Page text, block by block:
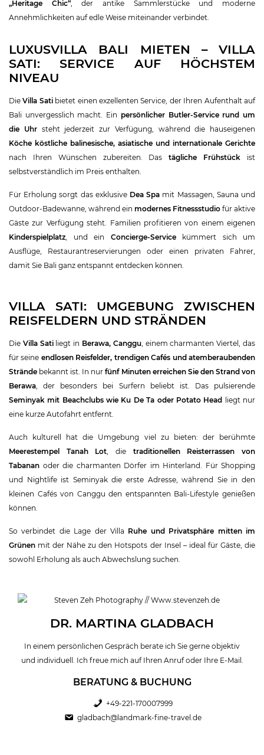
„Heritage Chic“, der antike Sammlerstücke und moderne
Annehmlichkeiten auf edle Weise miteinander verbindet.
LUXUSVILLA BALI MIETEN – VILLA
SATI: SERVICE AUF HÖCHSTEM
NIVEAU
DieVilla Satibietet einen exzellenten Service, der Ihren Aufenthalt auf
Bali unvergesslich macht. Ein persönlicher Butler-Service rund um
die Uhrsteht jederzeit zur Verfügung, während die hauseigenen
Köche köstliche balinesische, asiatische und internationale Gerichte
nach Ihren Wünschen zubereiten. Dastägliche Frühstück ist
selbstverständlich im Preis enthalten.
Für Erholung sorgt das exklusive Dea Spa mit Massagen, Sauna und
Outdoor-Badewanne, während ein modernes Fitnessstudio für aktive
Gäste zur Verfügung steht. Familien profitieren von einem eigenen
Kinderspielplatz , und ein Concierge-Servicekümmert sich um
Ausflüge, Restaurantreservierungen oder einen privaten Fahrer,
damit Sie Bali ganz entspannt entdecken können.
VILLA SATI: UMGEBUNG ZWISCHEN
REISFELDERN UND STRÄNDEN
Die Villa Satiliegt in Berawa, Canggu, einem charmanten Viertel, das
für seine endlosen Reisfelder, trendigen Cafés und atemberaubenden
Strände bekannt ist. In nurfünf Minuten erreichen Sie den Strand von
Berawa , der besonders bei Surfern beliebt ist. Das pulsierende
Seminyak mit Beachclubs wie Ku De Ta oder Potato Head liegt nur
eine kurze Autofahrt entfernt.
Auch kulturell hat die Umgebung viel zu bieten: der berühmte
Meerestempel Tanah Lot , die traditionellen Reisterrassen von
Tabanan oder die charmanten Dörfer im Hinterland. Für Shopping
und Nightlife ist Seminyak die erste Adresse, während Sie in den
kleinen Cafés von Canggu den entspannten Bali-Lifestyle genießen
können.
So verbindet die Lage der Villa Ruhe und Privatsphäre mitten im
Grünen mit der Nähe zu den Hotspots der Insel – ideal für Gäste, die
sowohl Erholung als auch Abwechslung suchen.
DR. MARTINA GLADBACH
In einem persönlichen Gespräch berate ich Sie gerne objektiv
und individuell. Ich freue mich auf Ihren Anruf oder Ihre E-Mail.
BERATUNG & BUCHUNG
+49-221-170007999
gladbach@landmark-fine-travel.de